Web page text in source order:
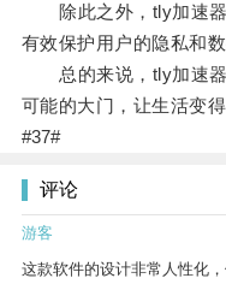
除此之外，tly加速器
有效保护用户的隐私和数
总的来说，tly加速器
可能的大门，让生活变
#37#
评论
游客
这款软件的设计非常人性化，